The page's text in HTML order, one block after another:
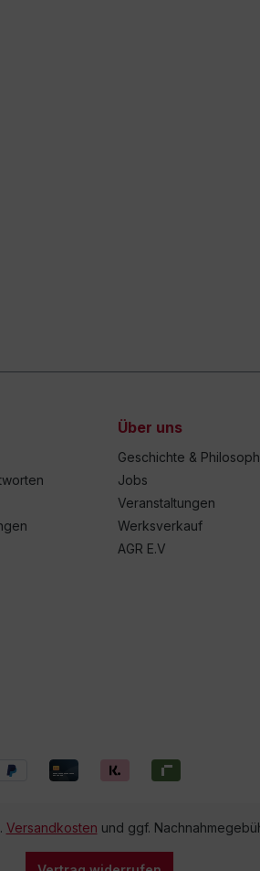
Über uns
Geschichte &
Jobs
Veranstaltungen
Werksverkauf
AGR E.V
Versandkosten und ggf.